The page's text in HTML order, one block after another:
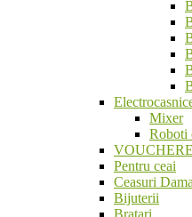
Mixer
Roboti
Pentru ceai
Ceasuri Dama
Bijuterii
Bratari